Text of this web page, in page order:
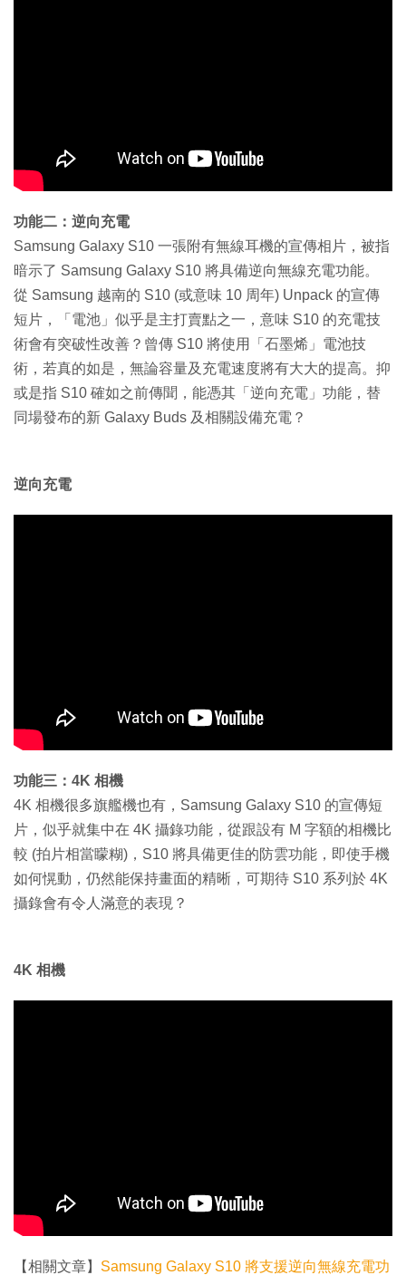
功能二：逆向充電
Samsung Galaxy S10 一張附有無線耳機的宣傳相片，被指
暗示了 Samsung Galaxy S10 將具備逆向無線充電功能。
從 Samsung 越南的 S10 (或意味 10 周年) Unpack 的宣傳
短片，「電池」似乎是主打賣點之一，意味 S10 的充電技
術會有突破性改善？曾傳 S10 將使用「石墨烯」電池技
術，若真的如是，無論容量及充電速度將有大大的提高。抑
或是指 S10 確如之前傳聞，能憑其「逆向充電」功能，替
同場發布的新 Galaxy Buds 及相關設備充電？
逆向充電
功能三：4K 相機
4K 相機很多旗艦機也有，Samsung Galaxy S10 的宣傳短
片，似乎就集中在 4K 攝錄功能，從跟設有 M 字額的相機比
較 (拍片相當矇糊)，S10 將具備更佳的防雲功能，即使手機
如何愰動，仍然能保持畫面的精晰，可期待 S10 系列於 4K
攝錄會有令人滿意的表現？
4K 相機
【相關文章】 Samsung Galaxy S10 將支援逆向無線充電功